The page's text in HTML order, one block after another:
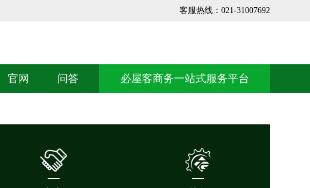
客服热线：021-31007692
必屋客商务一站式服务平台
官网 问答